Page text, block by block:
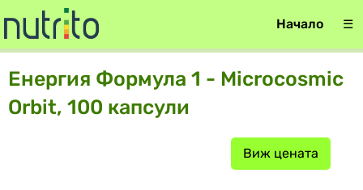
Начало ☰
Енергия Формула 1 - Microcosmic
Orbit, 100 капсули
Виж цената